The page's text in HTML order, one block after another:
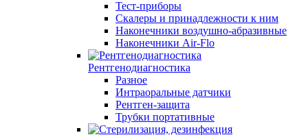
Тест-приборы
Скалеры и принадлежности к ним
Наконечники воздушно-абразивные
Наконечники Air-Flo
Рентгенодиагностика
Разное
Интраоральные датчики
Рентген-защита
Трубки портативные